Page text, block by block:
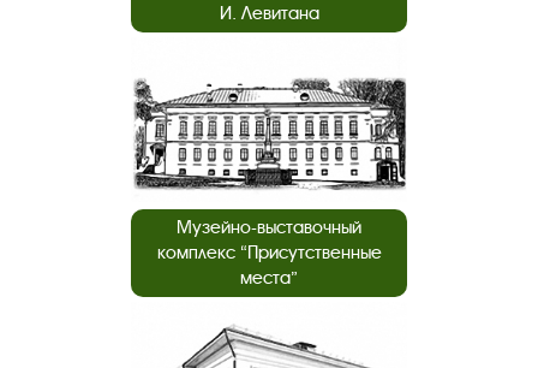
И. Левитана
Музейно-выставочный
комплекс “Присутственные
места”